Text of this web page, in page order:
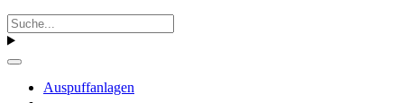
Auspuffanlagen